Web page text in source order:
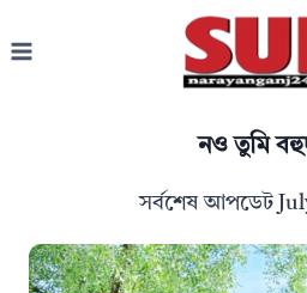
to
নও তুমি
সর্বশেষ আপডেট